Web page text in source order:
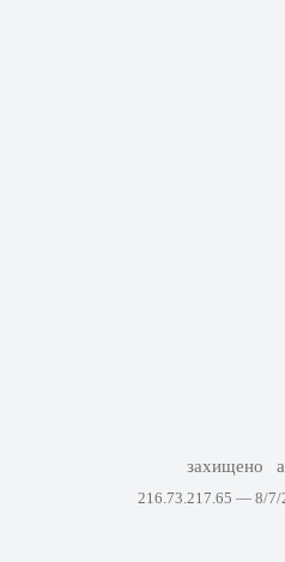
захищено
216.73.217.65 — 8/7/